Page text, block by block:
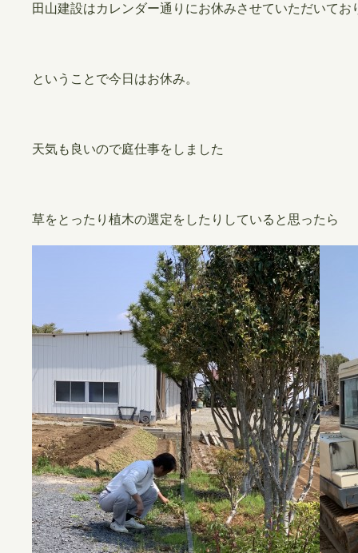
田山建設はカレンダー通りにお休みさせていただいてお
ということで今日はお休み。
天気も良いので庭仕事をしました
草をとったり植木の選定をしたりしていると思ったら